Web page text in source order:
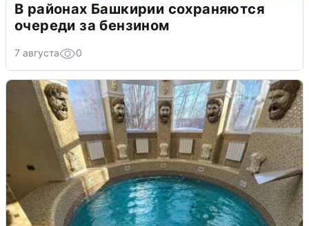
В районах Башкирии сохраняются
очереди за бензином
7 августа 0